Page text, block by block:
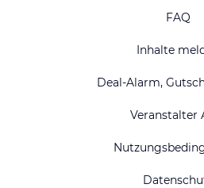
FAQ
Inhalte
Deal-Alarm,
Veranstalter